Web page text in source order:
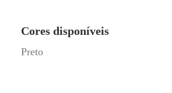
Cores disponíveis
Preto